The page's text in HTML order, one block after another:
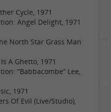
Cycle, 1971
Angel Delight, 1971
North Star Grass Man
A Ghetto, 1971
“Babbacombe” Lee,
1971
Of Evil (Live/Studio),